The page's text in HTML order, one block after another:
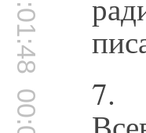
00:01:48
7.